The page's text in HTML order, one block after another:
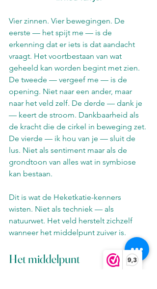
9,3
Vier zinnen. Vier bewegingen. De
eerste — het spijt me — is de
erkenning dat er iets is dat aandacht
vraagt. Het voortbestaan van wat
geheeld kan worden begint met zien.
De tweede — vergeef me — is de
opening. Niet naar een ander, maar
naar het veld zelf. De derde — dank je
— keert de stroom. Dankbaarheid als
de kracht die de cirkel in beweging zet.
De vierde — ik hou van je — sluit de
lus. Niet als sentiment maar als de
grondtoon van alles wat in symbiose
kan bestaan.
Dit is wat de Heketkatie-kenners
wisten. Niet als techniek — als
natuurwet. Het veld herstelt zichzelf
wanneer het middelpunt zuiver is.
Het middelpunt